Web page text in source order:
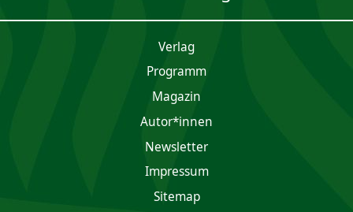
Verlag
Programm
Magazin
Autor*innen
Newsletter
Impres­sum
Sitemap